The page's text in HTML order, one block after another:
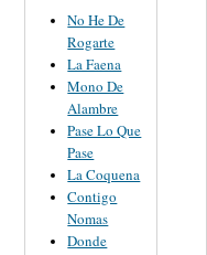
No He De
Rogarte
La Faena
Mono De
Alambre
Pase Lo Que
Pase
La Coquena
Contigo
Nomas
Donde